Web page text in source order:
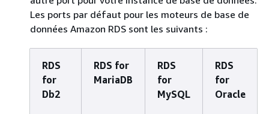
Les ports par défaut pour les moteurs de base de
données Amazon RDS sont les suivants :
RDS
for
Db2
RDS for
MariaDB
RDS
for
MySQL
RDS
for
Oracle